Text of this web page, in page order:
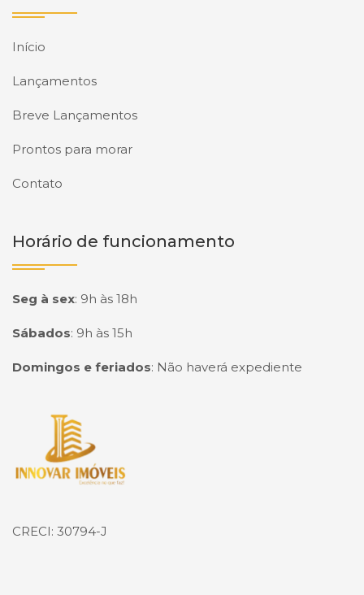
Início
Lançamentos
Breve Lançamentos
Prontos para morar
Contato
Horário de funcionamento
Seg à sex: 9h às 18h
Sábados: 9h às 15h
Domingos e feriados: Não haverá expediente
Página inicial
CRECI: 30794-J